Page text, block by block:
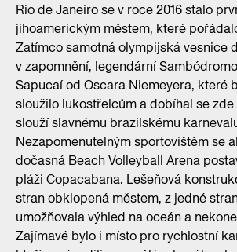
Rio de Janeiro se v roce 2016 stalo
jihoamerickým městem, které
Zatímco samotná olympijská vesnice
v zapomnění, legendární
Sapucaí od Oscara Niemeyera, které
sloužilo lukostřelcům a dobíhal se
slouží slavnému brazilskému
Nezapomenutelným sportovištěm se
dočasná Beach Volleyball Arena
pláži Copacabana. Lešeňová
stran obklopená městem, z jedné
umožňovala výhled na oceán a
Zajímavé bylo i místo pro rychlostní